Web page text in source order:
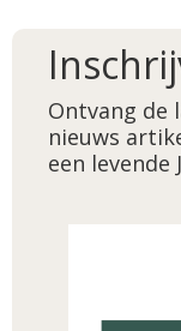
Ontvang de
nieuws
een